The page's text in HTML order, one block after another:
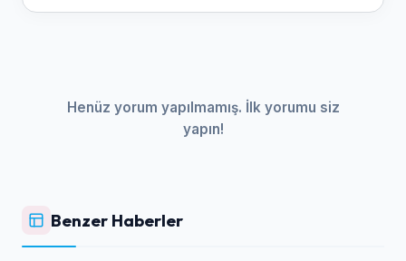
Henüz yorum yapılmamış. İlk yorumu siz
yapın!
Benzer Haberler